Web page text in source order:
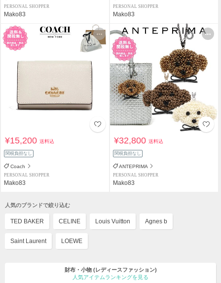
PERSONAL SHOPPER
Mako83
PERSONAL SHOPPER
Mako83
¥15,200送料込
関税負担なし
Coach
PERSONAL SHOPPER
Mako83
¥32,800送料込
関税負担なし
ANTEPRIMA
PERSONAL SHOPPER
Mako83
人気のブランドで絞り込む
TED BAKER CELINE Louis Vuitton Agnes b
Saint Laurent LOEWE
財布・小物 (レディースファッション)
人気アイテムランキングを見る